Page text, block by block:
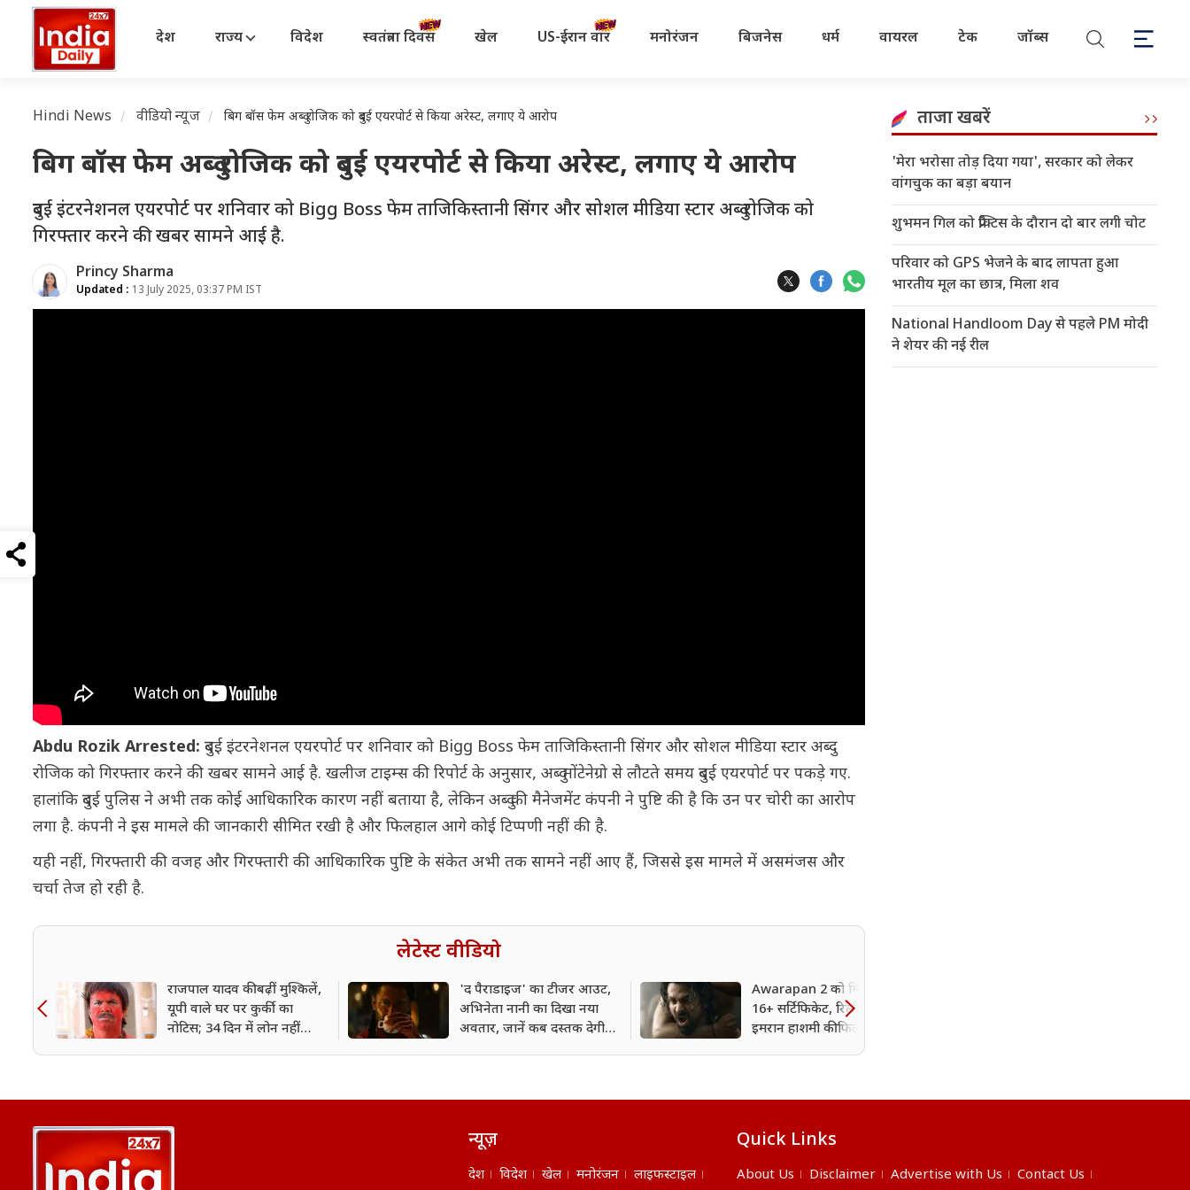
देश राज्य विदेश स्वतंत्रता दिवस खेल US-ईरान वॉर मनोरंजन बिजनेस धर्म वायरल टेक जॉब्स
Hindi News वीडियो न्यूज बिग बॉस फेम अब्दु रोजिक को दुबई एयरपोर्ट से किया अरेस्ट, लगाए ये आरोप
बिग बॉस फेम अब्दु रोजिक को दुबई एयरपोर्ट से किया अरेस्ट, लगाए ये आरोप
दुबई इंटरनेशनल एयरपोर्ट पर शनिवार को Bigg Boss फेम ताजिकिस्तानी सिंगर और सोशल मीडिया स्टार अब्दु रोजिक को
गिरफ्तार करने की खबर सामने आई है.
Princy Sharma
Updated : 13 July 2025, 03:37 PM IST
Abdu Rozik Arrested: दुबई इंटरनेशनल एयरपोर्ट पर शनिवार को Bigg Boss फेम ताजिकिस्तानी सिंगर और सोशल मीडिया स्टार अब्दु
रोजिक को गिरफ्तार करने की खबर सामने आई है. खलीज टाइम्स की रिपोर्ट के अनुसार, अब्दु मोंटेनेग्रो से लौटते समय दुबई एयरपोर्ट पर पकड़े गए.
हालांकि दुबई पुलिस ने अभी तक कोई आधिकारिक कारण नहीं बताया है, लेकिन अब्दु की मैनेजमेंट कंपनी ने पुष्टि की है कि उन पर चोरी का आरोप
लगा है. कंपनी ने इस मामले की जानकारी सीमित रखी है और फिलहाल आगे कोई टिप्पणी नहीं की है.
यही नहीं, गिरफ्तारी की वजह और गिरफ्तारी की आधिकारिक पुष्टि के संकेत अभी तक सामने नहीं आए हैं, जिससे इस मामले में असमंजस और
चर्चा तेज हो रही है.
लेटेस्ट वीडियो
राजपाल यादव की बढ़ीं मुश्किलें,
यूपी वाले घर पर कुर्की का
नोटिस; 34 दिन में लोन नहीं
'द पैराडाइज' का टीजर आउट,
अभिनेता नानी का दिखा नया
अवतार, जानें कब दस्तक देगी
Awarapan 2 को मिला U/A
16+ सर्टिफिकेट, रिलीज से पहले
इमरान हाशमी की फिल्म का
रनटाइम भी आया सामने
ताजा खबरें
'मेरा भरोसा तोड़ दिया गया', सरकार को लेकर
वांगचुक का बड़ा बयान
शुभमन गिल को प्रैक्टिस के दौरान दो बार लगी चोट
परिवार को GPS भेजने के बाद लापता हुआ
भारतीय मूल का छात्र, मिला शव
National Handloom Day से पहले PM मोदी
ने शेयर की नई रील
न्यूज़
देश विदेश खेल मनोरंजन लाइफस्टाइल
Quick Links
About Us Disclaimer Advertise with Us Contact Us